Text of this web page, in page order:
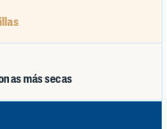
más secas